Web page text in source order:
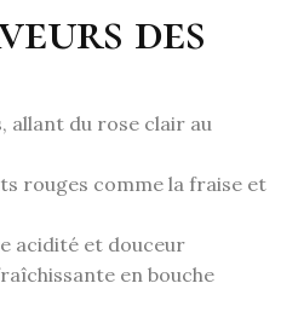
des
allant du rose clair au
rouges comme la fraise et
acidité et douceur
en bouche